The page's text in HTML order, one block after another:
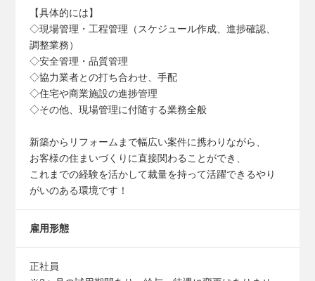
【具体的には】
◇現場管理・工程管理（スケジュール作成、進捗確認、
調整業務）
◇安全管理・品質管理
◇協力業者との打ち合わせ、手配
◇住宅や商業施設の進捗管理
◇その他、現場管理に付随する業務全般
新築からリフォームまで幅広い案件に携わりながら、
お客様の住まいづくりに直接関わることができ、
これまでの経験を活かして裁量を持って活躍できるやり
がいのある環境です！
雇用形態
正社員